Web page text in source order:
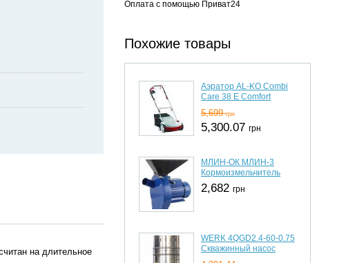
на длительное
Оплата с помощью Приват24
Похожие товары
Аэратор AL-KO Combi
Care 38 E Comfort
5,699грн
5,300.07 грн
МЛИН-ОК МЛИН-3
Кормоизмельчитель
2,682 грн
WERK 4QGD2.4-60-0.75
Скважинный насос